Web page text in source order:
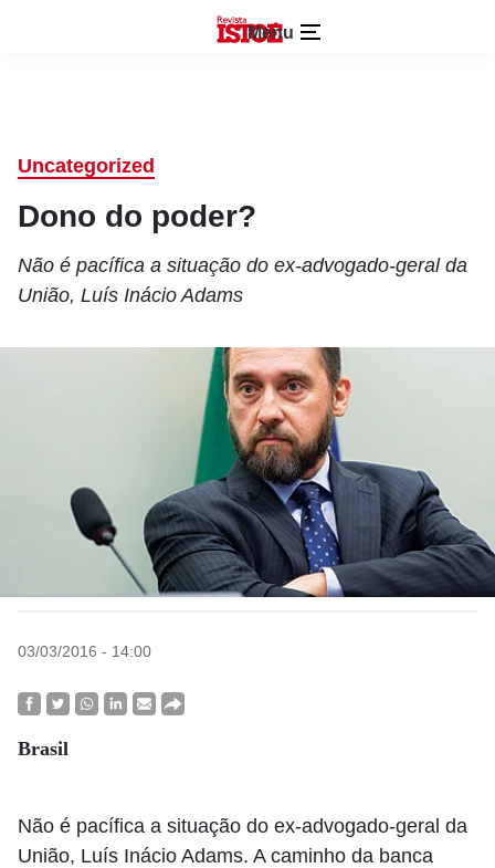
Menu
Uncategorized
Dono do poder?
Não é pacífica a situação do ex-advogado-geral da
União, Luís Inácio Adams
03/03/2016 - 14:00
Brasil
Não é pacífica a situação do ex-advogado-geral da
União, Luís Inácio Adams. A caminho da banca